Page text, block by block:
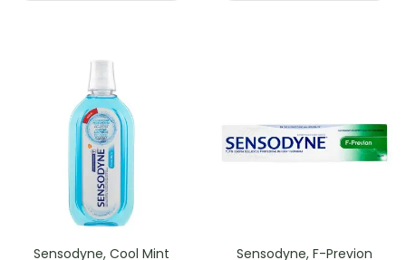
Sensodyne, Cool Mint
Sensodyne, F-Previon